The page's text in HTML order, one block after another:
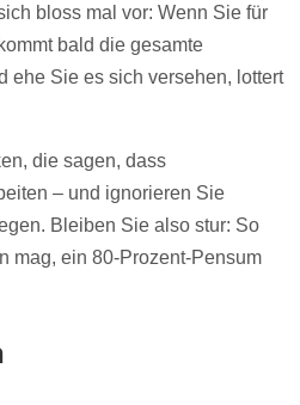
bloss mal vor: Wenn Sie für
bald die gesamte
ehe Sie es sich versehen, lottert
die sagen, dass
– und ignorieren Sie
Bleiben Sie also stur: So
mag, ein 80-Prozent-Pensum